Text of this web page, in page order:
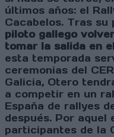
últimos años: el
Cacabelos. Tras su
piloto gallego
tomar la salida en
esta temporada
ceremonias del
Galicia, Otero
a competir en un
España de rallyes
después. Por aquel
participantes de la